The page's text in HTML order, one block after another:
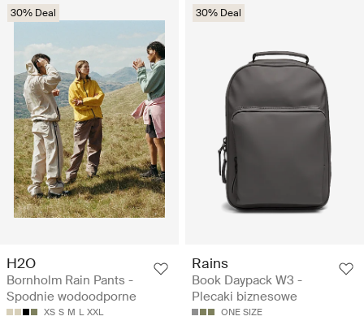
30% Deal
H2O
Bornholm Rain Pants -
Spodnie wodoodporne
XS S M L XXL
30% Deal
Rains
Book Daypack W3 -
Plecaki biznesowe
ONE SIZE